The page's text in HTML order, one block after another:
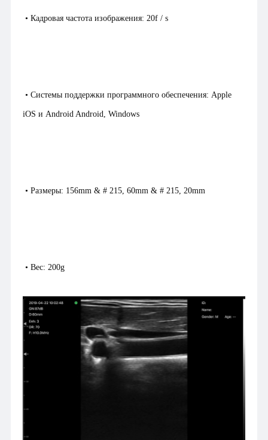
• Кадровая частота изображения: 20f / s
• Системы поддержки программного обеспечения: Apple
iOS и Android Android, Windows
• Размеры: 156mm & # 215, 60mm & # 215, 20mm
• Вес: 200g